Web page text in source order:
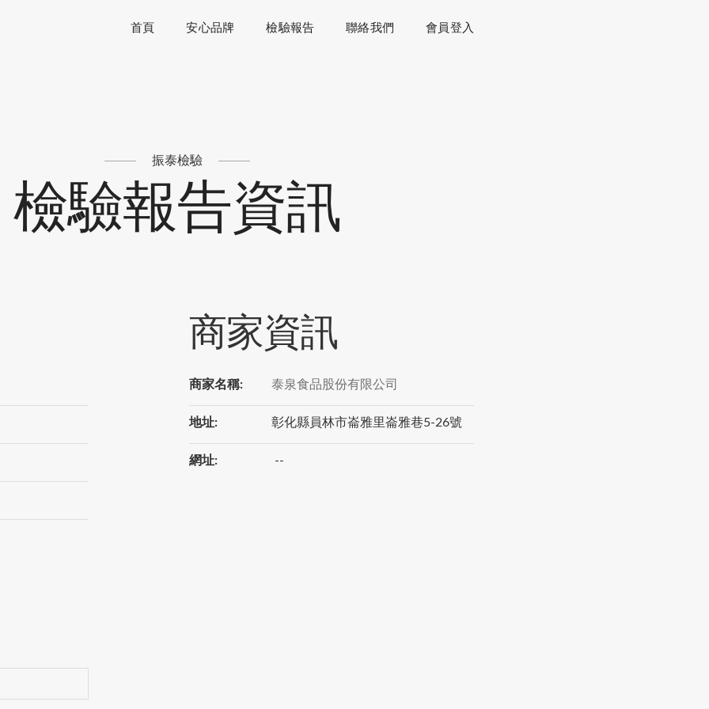
首頁 安心品牌 檢驗報告 聯絡我們 會員登入
振泰檢驗
檢驗報告資訊
商家資訊
商家名稱: 泰泉食品股份有限公司
地址: 彰化縣員林市崙雅里崙雅巷5-26號
網址: --